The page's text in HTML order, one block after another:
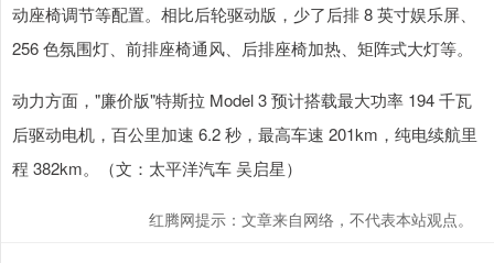
动座椅调节等配置。相比后轮驱动版，少了后排 8 英寸娱乐屏、
256 色氛围灯、前排座椅通风、后排座椅加热、矩阵式大灯等。
动力方面，"廉价版"特斯拉 Model 3 预计搭载最大功率 194 千瓦
后驱动电机，百公里加速 6.2 秒，最高车速 201km，纯电续航里
程 382km。（文：太平洋汽车 吴启星）
红腾网提示：文章来自网络，不代表本站观点。